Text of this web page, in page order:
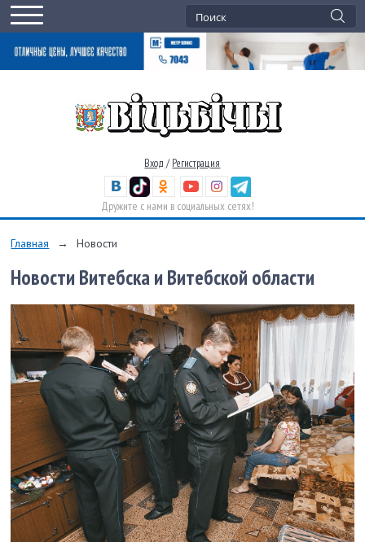
Вход / Регистрация
Дружите с нами в социальных сетях!
Главная → Новости
Новости Витебска и Витебской области